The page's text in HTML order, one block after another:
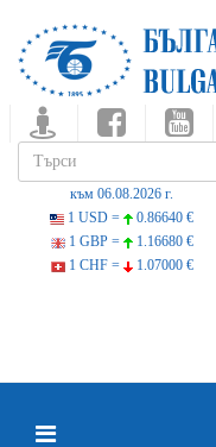
към 06.08.2026 г.
1 USD =
0.86640 €
1 GBP =
1.16680 €
1 CHF =
1.07000 €